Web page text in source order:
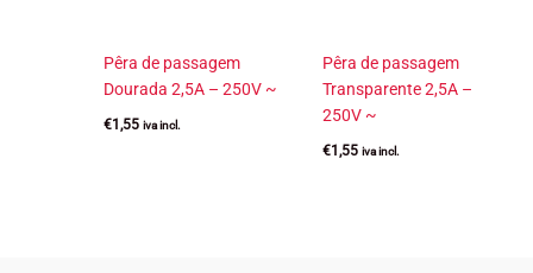
Pêra de passagem
Dourada 2,5A – 250V ~
€1,55 iva incl.
Pêra de passagem
Transparente 2,5A –
250V ~
€1,55 iva incl.